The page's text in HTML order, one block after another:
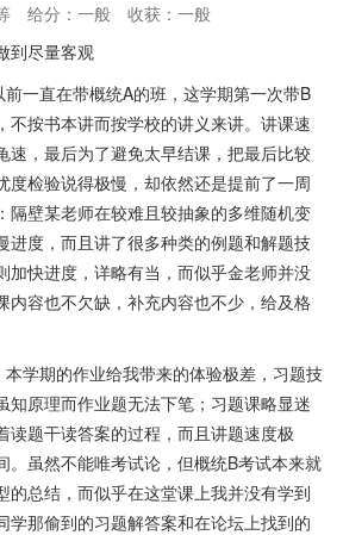
给分：一般
收获：一般
到尽量客观
一直在带概统A的班，这学期第一次带B
不按书本讲而按学校的讲义来讲。讲课速
速，最后为了避免太早结课，把最后比较
度检验说得极慢，却依然还是提前了一周
隔壁某老师在较难且较抽象的多维随机变
进度，而且讲了很多种类的例题和解题技
加快进度，详略有当，而似乎金老师并没
内容也不欠缺，补充内容也不少，给及格
学期的作业给我带来的体验极差，习题技
知原理而作业题无法下笔；习题课略显迷
读题干读答案的过程，而且讲题速度极
。虽然不能唯考试论，但概统B考试本来就
的总结，而似乎在这堂课上我并没有学到
学那偷到的习题解答案和在论坛上找到的